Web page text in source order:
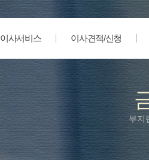
이사서비스 이사견적/신청
부지